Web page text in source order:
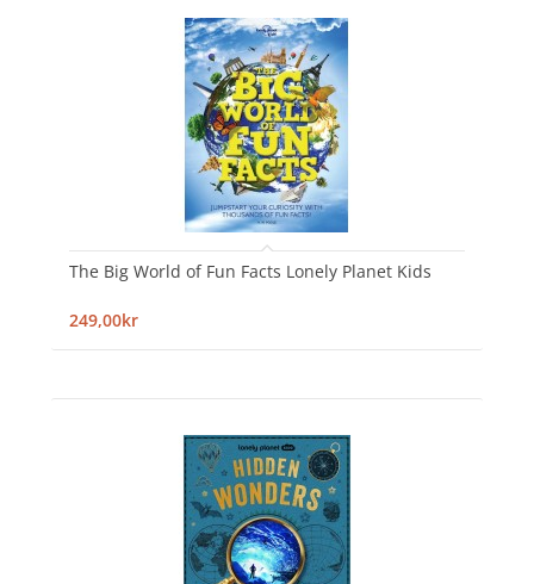
The Big World of Fun Facts Lonely Planet Kids
249,00kr